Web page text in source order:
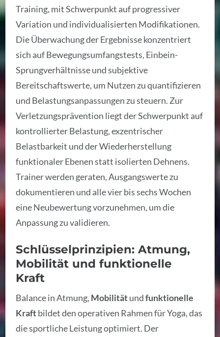
Training, mit Schwerpunkt auf progressiver
Variation und individualisierten Modifikationen.
Die Überwachung der Ergebnisse konzentriert
sich auf Bewegungsumfangstests, Einbein-
Sprungverhältnisse und subjektive
Bereitschaftswerte, um Nutzen zu quantifizieren
und Belastungsanpassungen zu steuern. Zur
Verletzungsprävention liegt der Schwerpunkt auf
kontrollierter Belastung, exzentrischer
Belastbarkeit und der Wiederherstellung
funktionaler Ebenen statt isolierten Dehnens.
Trainer werden geraten, Ausgangswerte zu
dokumentieren und alle vier bis sechs Wochen
eine Neubewertung vorzunehmen, um die
Anpassung zu validieren.
Schlüsselprinzipien: Atmung,
Mobilität und funktionelle
Kraft
Balance in Atmung, Mobilitätundfunktionelle
Kraftbildet den operativen Rahmen für Yoga, das
die sportliche Leistung optimiert. Der